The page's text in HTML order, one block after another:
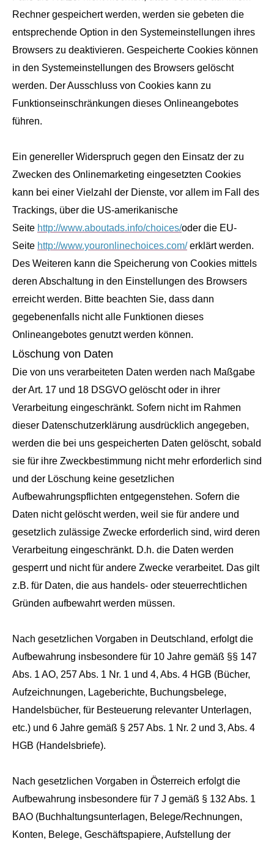
Rechner gespeichert werden, werden sie gebeten die
entsprechende Option in den Systemeinstellungen ihres
Browsers zu deaktivieren. Gespeicherte Cookies können
in den Systemeinstellungen des Browsers gelöscht
werden. Der Ausschluss von Cookies kann zu
Funktionseinschränkungen dieses Onlineangebotes
führen.
Ein genereller Widerspruch gegen den Einsatz der zu
Zwecken des Onlinemarketing eingesetzten Cookies
kann bei einer Vielzahl der Dienste, vor allem im Fall des
Trackings, über die US-amerikanische
Seite http://www.aboutads.info/choices/oder die EU-
Seite http://www.youronlinechoices.com/erklärt werden.
Des Weiteren kann die Speicherung von Cookies mittels
deren Abschaltung in den Einstellungen des Browsers
erreicht werden. Bitte beachten Sie, dass dann
gegebenenfalls nicht alle Funktionen dieses
Onlineangebotes genutzt werden können.
Löschung von Daten
Die von uns verarbeiteten Daten werden nach Maßgabe
der Art. 17 und 18 DSGVO gelöscht oder in ihrer
Verarbeitung eingeschränkt. Sofern nicht im Rahmen
dieser Datenschutzerklärung ausdrücklich angegeben,
werden die bei uns gespeicherten Daten gelöscht, sobald
sie für ihre Zweckbestimmung nicht mehr erforderlich sind
und der Löschung keine gesetzlichen
Aufbewahrungspflichten entgegenstehen. Sofern die
Daten nicht gelöscht werden, weil sie für andere und
gesetzlich zulässige Zwecke erforderlich sind, wird deren
Verarbeitung eingeschränkt. D.h. die Daten werden
gesperrt und nicht für andere Zwecke verarbeitet. Das gilt
z.B. für Daten, die aus handels- oder steuerrechtlichen
Gründen aufbewahrt werden müssen.
Nach gesetzlichen Vorgaben in Deutschland, erfolgt die
Aufbewahrung insbesondere für 10 Jahre gemäß §§ 147
Abs. 1 AO, 257 Abs. 1 Nr. 1 und 4, Abs. 4 HGB (Bücher,
Aufzeichnungen, Lageberichte, Buchungsbelege,
Handelsbücher, für Besteuerung relevanter Unterlagen,
etc.) und 6 Jahre gemäß § 257 Abs. 1 Nr. 2 und 3, Abs. 4
HGB (Handelsbriefe).
Nach gesetzlichen Vorgaben in Österreich erfolgt die
Aufbewahrung insbesondere für 7 J gemäß § 132 Abs. 1
BAO (Buchhaltungsunterlagen, Belege/Rechnungen,
Konten, Belege, Geschäftspapiere, Aufstellung der